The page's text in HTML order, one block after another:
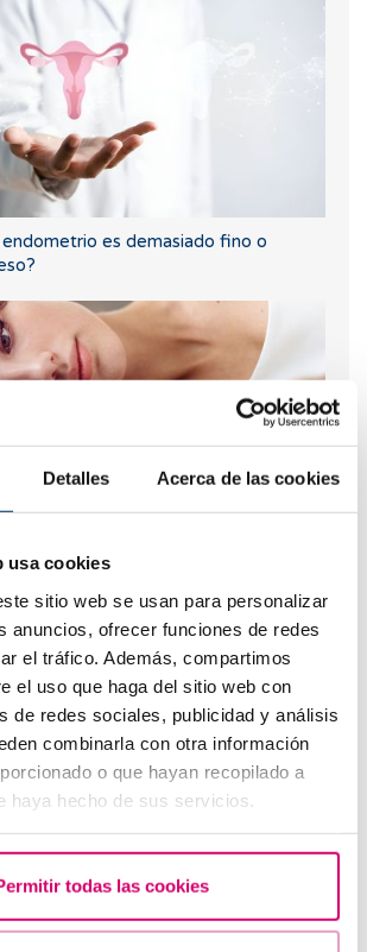
Detalles Acerca de las cookies
usa cookies
sitio web se usan para personalizar
anuncios, ofrecer funciones de redes
el tráfico. Además, compartimos
el uso que haga del sitio web con
de redes sociales, publicidad y análisis
combinarla con otra información
o que hayan recopilado a
haya hecho de sus servicios.
todas las cookies
endometrio es demasiado fino o
si he tenido o tengo
retraso menstrual con un test de